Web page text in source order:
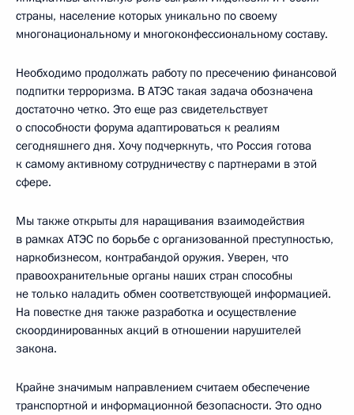
страны, население которых уникально по своему
многонациональному и многоконфессиональному составу.
Необходимо продолжать работу по пресечению финансовой
подпитки терроризма. В АТЭС такая задача обозначена
достаточно четко. Это еще раз свидетельствует
о способности форума адаптироваться к реалиям
сегодняшнего дня. Хочу подчеркнуть, что Россия готова
к самому активному сотрудничеству с партнерами в этой
сфере.
Мы также открыты для наращивания взаимодействия
в рамках АТЭС по борьбе с организованной преступностью,
наркобизнесом, контрабандой оружия. Уверен, что
правоохранительные органы наших стран способны
не только наладить обмен соответствующей информацией.
На повестке дня также разработка и осуществление
скоординированных акций в отношении нарушителей
закона.
Крайне значимым направлением считаем обеспечение
транспортной и информационной безопасности. Это одно